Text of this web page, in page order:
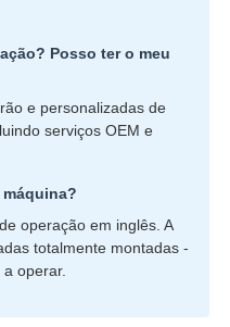
Posso ter o meu
e personalizadas de
serviços OEM e
operação em inglês. A
totalmente montadas -
operar.